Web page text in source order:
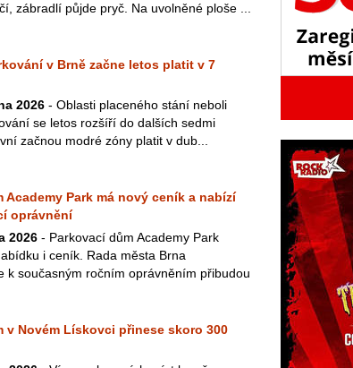
zábradlí půjde pryč. Na uvolněné ploše ...
v Brně začne letos platit v 7
2026 - Oblasti placeného stání neboli
se letos rozšíří do dalších sedmi
začnou modré zóny platit v dub...
Academy Park má nový ceník a nabízí
oprávnění
2026 - Parkovací dům Academy Park
i ceník. Rada města Brna
k současným ročním oprávněním přibudou
v Novém Lískovci přinese skoro 300